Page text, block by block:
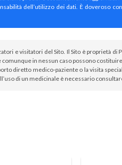
dell’utilizzo dei dati. È doveroso
e visitatori del Sito. Il Sito è proprietà di
in nessun caso possono
diretto medico-paziente o la visita
di un medicinale è necessario